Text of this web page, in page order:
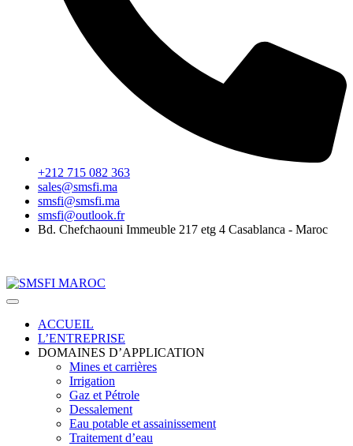
‪+212 715 082 363
sales@smsfi.ma
smsfi@smsfi.ma
smsfi@outlook.fr
Bd. Chefchaouni Immeuble 217 etg 4 Casablanca - Maroc
ACCUEIL
L’ENTREPRISE
DOMAINES D’APPLICATION
Mines et carrières
Irrigation
Gaz et Pétrole
Dessalement
Eau potable et assainissement
Traitement d’eau